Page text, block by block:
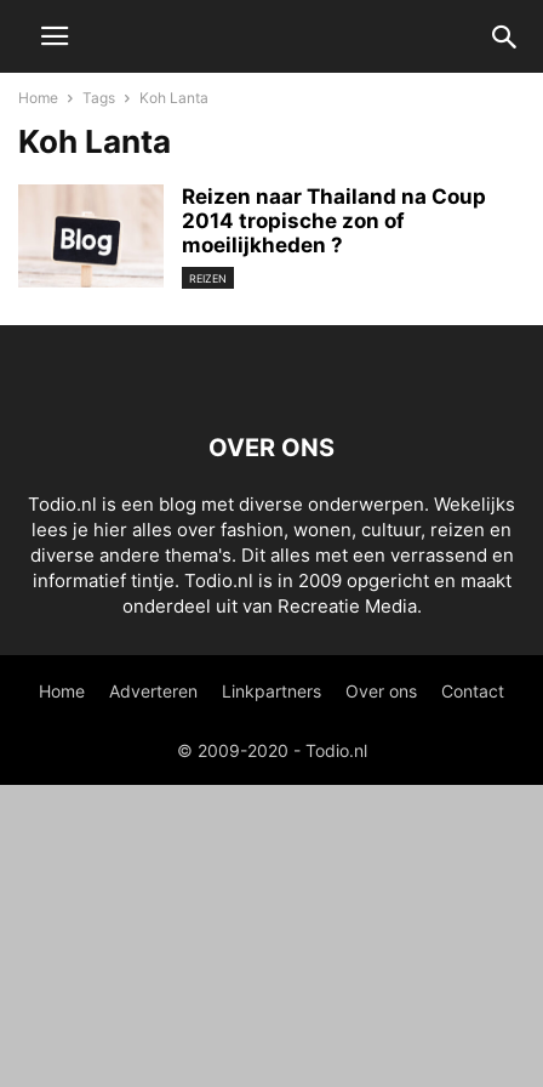
Home Tags Koh Lanta
Koh Lanta
Reizen naar Thailand na Coup
2014 tropische zon of
moeilijkheden ?
REIZEN
OVER ONS
Todio.nl is een blog met diverse onderwerpen. Wekelijks
lees je hier alles over fashion, wonen, cultuur, reizen en
diverse andere thema's. Dit alles met een verrassend en
informatief tintje. Todio.nl is in 2009 opgericht en maakt
onderdeel uit van Recreatie Media.
Home Adverteren Linkpartners Over ons Contact
© 2009-2020 - Todio.nl